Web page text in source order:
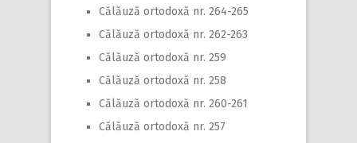
Călăuză ortodoxă nr. 264-265
Călăuză ortodoxă nr. 262-263
Călăuză ortodoxă nr. 259
Călăuză ortodoxă nr. 258
Călăuză ortodoxă nr. 260-261
Călăuză ortodoxă nr. 257